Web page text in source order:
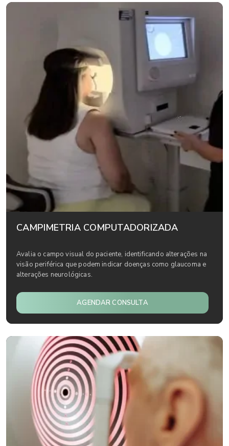
CAMPIMETRIA COMPUTADORIZADA
Avalia o campo visual do paciente, identificando alterações na
visão periférica que podem indicar doenças como glaucoma e
alterações neurológicas.
AGENDAR CONSULTA